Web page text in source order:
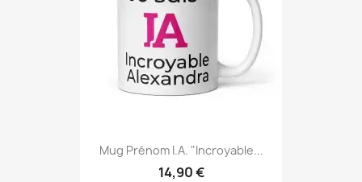
Mug Prénom I.A. "Incroyable...
14,90 €